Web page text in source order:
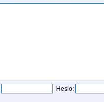
Heslo: